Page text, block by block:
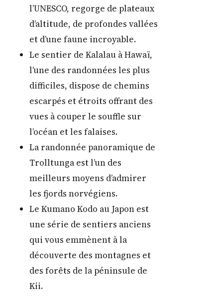
l’UNESCO, regorge de plateaux
d’altitude, de profondes vallées
et d’une faune incroyable.
Le sentier de Kalalau à Hawaï,
l’une des randonnées les plus
difficiles, dispose de chemins
escarpés et étroits offrant des
vues à couper le souffle sur
l’océan et les falaises.
La randonnée panoramique de
Trolltunga est l’un des
meilleurs moyens d’admirer
les fjords norvégiens.
Le Kumano Kodo au Japon est
une série de sentiers anciens
qui vous emmènent à la
découverte des montagnes et
des forêts de la péninsule de
Kii.